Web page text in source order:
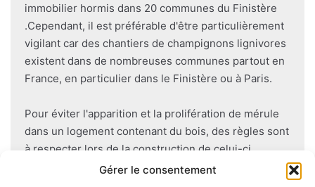
Gérer le consentement
immobilier hormis dans 20 communes du Finistère
.Cependant, il est préférable d'être particulièrement
vigilant car des chantiers de champignons lignivores
existent dans de nombreuses communes partout en
France, en particulier dans le Finistère ou à Paris.
Pour éviter l'apparition et la prolifération de mérule
dans un logement contenant du bois, des règles sont
à respecter lors de la construction de celui-ci.
Utiliser des bois secs, éviter autant que possible le